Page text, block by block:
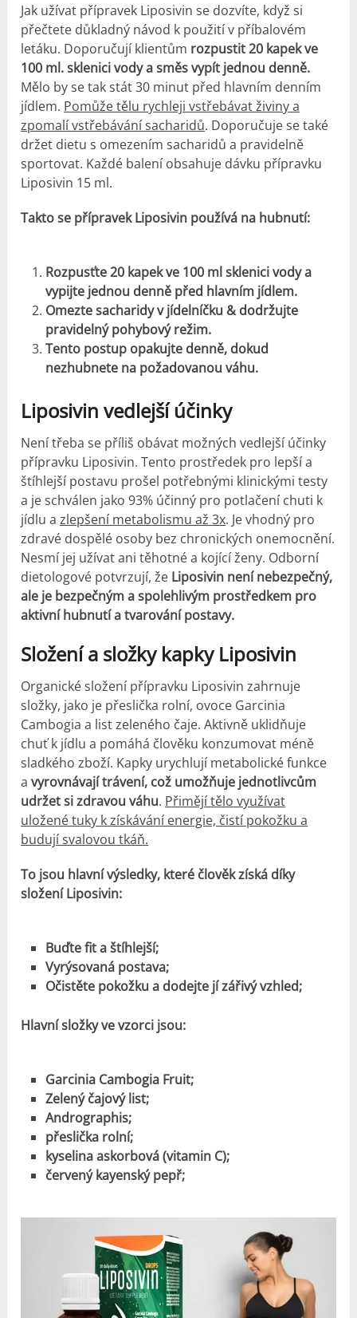
Jak užívat přípravek Liposivin se dozvíte, když si
přečtete důkladný návod k použití v příbalovém
letáku. Doporučují klientům rozpustit 20 kapek ve
100 ml. sklenici vody a směs vypít jednou denně.
Mělo by se tak stát 30 minut před hlavním denním
jídlem. Pomůže tělu rychleji vstřebávat živiny a
zpomalí vstřebávání sacharidů. Doporučuje se také
držet dietu s omezením sacharidů a pravidelně
sportovat. Každé balení obsahuje dávku přípravku
Liposivin 15 ml.
Takto se přípravek Liposivin používá na hubnutí:
Rozpusťte 20 kapek ve 100 ml sklenici vody a
vypijte jednou denně před hlavním jídlem.
Omezte sacharidy v jídelníčku & dodržujte
pravidelný pohybový režim.
Tento postup opakujte denně, dokud
nezhubnete na požadovanou váhu.
Liposivinvedlejší účinky
Není třeba se příliš obávat možnýchvedlejší účinky
přípravku Liposivin. Tento prostředek pro lepší a
štíhlejší postavu prošel potřebnými klinickými testy
a je schválen jako 93% účinný pro potlačení chuti k
jídlu azlepšení metabolismu až 3x. Je vhodný pro
zdravé dospělé osoby bez chronických onemocnění.
Nesmí jej užívat ani těhotné a kojící ženy. Odborní
dietologové potvrzují, že Liposivin není nebezpečný,
ale je bezpečným a spolehlivým prostředkem pro
aktivní hubnutí a tvarování postavy.
Složení a složky kapky Liposivin
Organické složení přípravku Liposivin zahrnuje
složky, jako je přeslička rolní, ovoce Garcinia
Cambogia a list zeleného čaje. Aktivně uklidňuje
chuť k jídlu a pomáhá člověku konzumovat méně
sladkého zboží. Kapky urychlují metabolické funkce
avyrovnávají trávení, což umožňuje jednotlivcům
udržet si zdravou váhu. Přimějí tělo využívat
uložené tuky k získávání energie, čistí pokožku a
budují svalovou tkáň.
To jsou hlavní výsledky, které člověk získá díky
složení Liposivin:
Buďte fit a štíhlejší;
Vyrýsovaná postava;
Očistěte pokožku a dodejte jí zářivý vzhled;
Hlavní složky ve vzorci jsou:
Garcinia Cambogia Fruit;
Zelený čajový list;
Andrographis;
přeslička rolní;
kyselina askorbová (vitamin C);
červený kayenský pepř;